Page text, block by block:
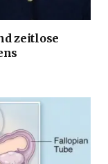
zeitlose